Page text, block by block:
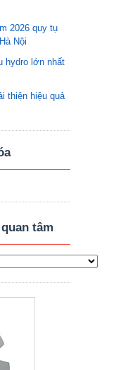
2026 quy tụ
Nội
hydro lớn nhất
thiện hiệu quả
tâm